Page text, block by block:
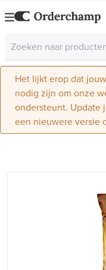
Het lijkt erop dat
nodig zijn om onze
ondersteunt. Update
een nieuwere versie